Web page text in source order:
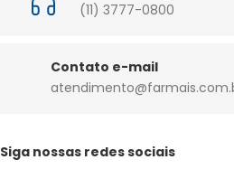
(11) 3777-0800
Contato e-mail
Siga nossas redes sociais